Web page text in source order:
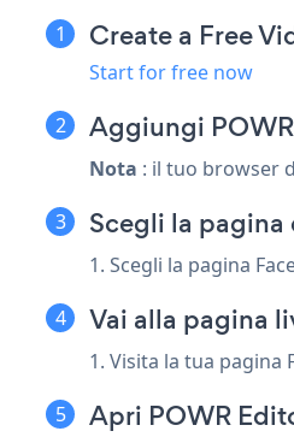
Create a Free
Start for free now
Aggiungi
Nota : il tuo browser
Scegli la
1. Scegli la pagina
Vai alla pagina
1. Visita la tua pagina
Apri POWR